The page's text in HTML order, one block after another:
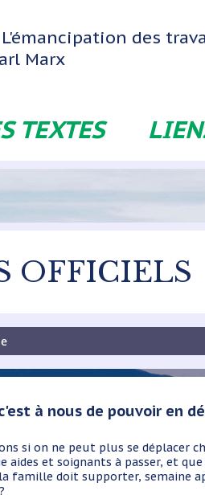
L'émancipation des
Marx
TEXTES
OFFICIELS
à nous de pouvoir en
si on ne peut plus se déplacer
aides et soignants à passer, et
famille doit supporter, semaine